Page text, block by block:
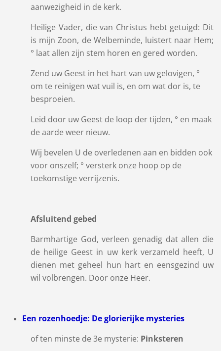
aanwezigheid in de kerk.
Heilige Vader, die van Christus hebt getuigd: Dit
is mijn Zoon, de Welbeminde, luistert naar Hem;
° laat allen zijn stem horen en gered worden.
Zend uw Geest in het hart van uw gelovigen, °
om te reinigen wat vuil is, en om wat dor is, te
besproeien.
Leid door uw Geest de loop der tijden, ° en maak
de aarde weer nieuw.
Wij bevelen U de overledenen aan en bidden ook
voor onszelf; ° versterk onze hoop op de
toekomstige verrijzenis.
Afsluitend gebed
Barmhartige God, verleen genadig dat allen die
de heilige Geest in uw kerk verzameld heeft, U
dienen met geheel hun hart en eensgezind uw
wil volbrengen. Door onze Heer.
Een rozenhoedje: De glorierijke mysteries
of ten minste de 3e mysterie: Pinksteren